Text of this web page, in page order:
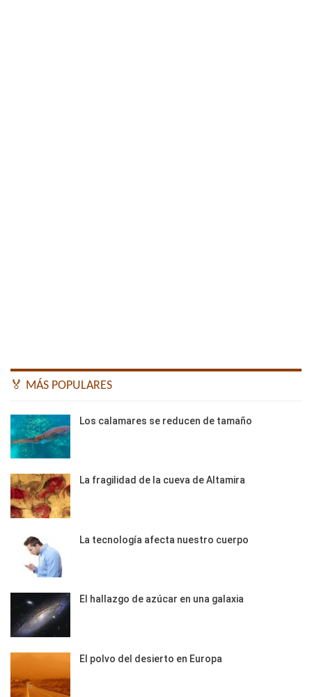
🏅 MÁS POPULARES
Los calamares se reducen de tamaño
La fragilidad de la cueva de Altamira
La tecnología afecta nuestro cuerpo
El hallazgo de azúcar en una galaxia
El polvo del desierto en Europa